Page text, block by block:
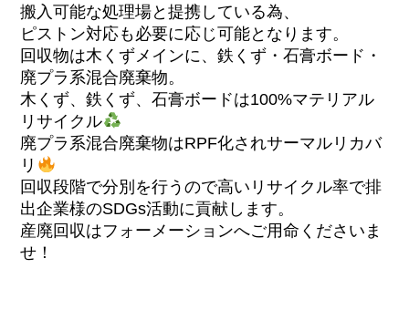
搬入可能な処理場と提携している為、
ピストン対応も必要に応じ可能となります。
回収物は木くずメインに、鉄くず・石膏ボード・
廃プラ系混合廃棄物。
木くず、鉄くず、石膏ボードは100%マテリアル
リサイクル
廃プラ系混合廃棄物はRPF化されサーマルリカバ
リ
回収段階で分別を行うので高いリサイクル率で排
出企業様のSDGs活動に貢献します。
産廃回収はフォーメーションへご用命くださいま
せ！